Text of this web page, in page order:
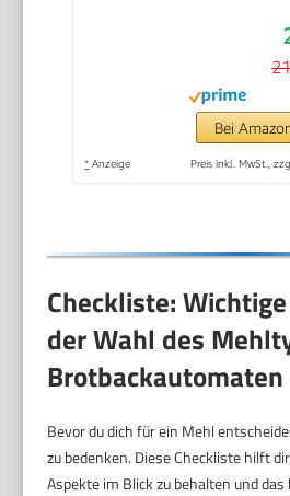
und
Programme,
Bei
* Anzeige Preis inkl. MwSt.,
Checkliste:
der Wahl des
Brotbackautomaten
Bevor du dich für ein Mehl
zu bedenken. Diese Checkliste hilft
Aspekte im Blick zu behalten und